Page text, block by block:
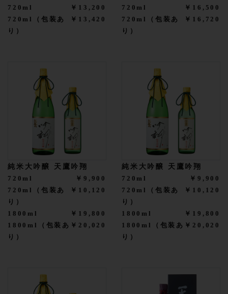
720ml
￥13,200
720ml（包装あ
り）
￥13,420
720ml
￥16,500
720ml（包装あ
り）
￥16,720
純米大吟醸 天鷹吟翔
720ml
￥9,900
720ml（包装あ
り）
￥10,120
1800ml
￥19,800
1800ml（包装あ
り）
￥20,020
純米大吟醸 天鷹吟翔
720ml
￥9,900
720ml（包装あ
り）
￥10,120
1800ml
￥19,800
1800ml（包装あ
り）
￥20,020